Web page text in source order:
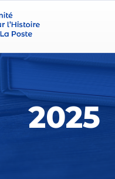
2025